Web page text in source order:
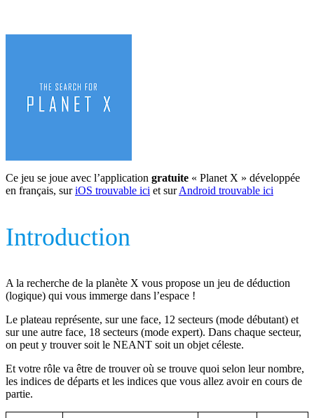
Ce jeu se joue avec l’application gratuite « Planet X » développée
en français, suriOS trouvable ici et surAndroid trouvable ici
Introduction
A la recherche de la planète X vous propose un jeu de déduction
(logique) qui vous immerge dans l’espace !
Le plateau représente, sur une face, 12 secteurs (mode débutant) et
sur une autre face, 18 secteurs (mode expert). Dans chaque secteur,
on peut y trouver soit le NEANT soit un objet céleste.
Et votre rôle va être de trouver où se trouve quoi selon leur nombre,
les indices de départs et les indices que vous allez avoir en cours de
partie.